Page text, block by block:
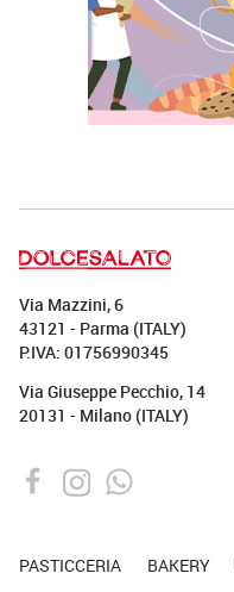
Via Mazzini, 6
43121 - Parma (ITALY)
P.IVA: 01756990345
Via Giuseppe Pecchio, 14
20131 - Milano (ITALY)
PASTICCERIA BAKERY